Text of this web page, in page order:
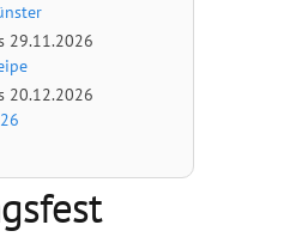
29.11.2026
20.12.2026